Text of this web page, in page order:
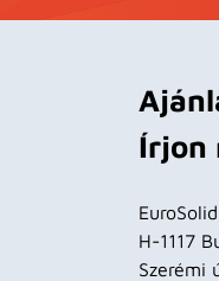
Írjon
H-1117
Szerémi